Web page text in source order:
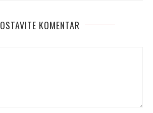
OSTAVITE KOMENTAR